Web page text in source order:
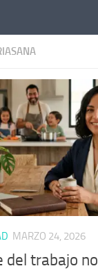
MARZO 24, 2026
del trabajo no